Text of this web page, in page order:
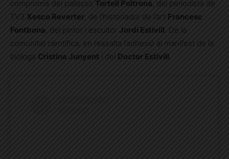
compromís del pallasso Tortell Poltrona , del periodista de
TV3 Xesco Reverter, de l’historiador de l’art Francesc
Fontbona, del pintor i escultor Jordi Estivill. De la
comunitat científica, en ressalta l’adhesió al manifest de la
biòloga Cristina Junyent i del Doctor Estivill.